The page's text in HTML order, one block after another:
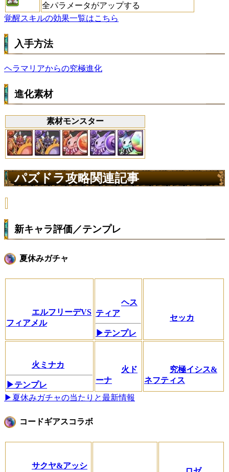
全パラメータがアップする
覚醒スキルの効果一覧はこちら
入手方法
ヘラマリアからの究極進化
進化素材
素材モンスター
パズドラ攻略関連記事
新キャラ評価／テンプレ
夏休みガチャ
エルフリーデVS
フィアメル
ヘス
ティア
▶テンプレ
セッカ
火ミナカ
▶テンプレ
火ド
ーナ
究極イシス&
ネフティス
▶夏休みガチャの当たりと最新情報
コードギアスコラボ
サクヤ&アッシ